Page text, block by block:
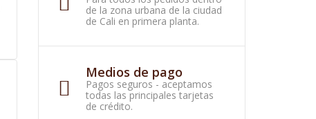
de la zona urbana de la ciudad
de Cali en primera planta.
Medios de pago
Pagos seguros - aceptamos
todas las principales tarjetas
de crédito.